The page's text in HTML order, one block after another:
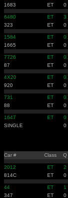
1683
ET 0
6480 ET 3
323
ET 0
1584 ET 0
1665
ET 0
7726 ET 0
87
ET 0
4X20 ET 0
920
ET 0
731 ET 0
88
ET 0
1647 ET 0
SINGLE
0
Car # Class Q
2012 ET 2
814C
ET 0
44 ET 1
347
ET 0